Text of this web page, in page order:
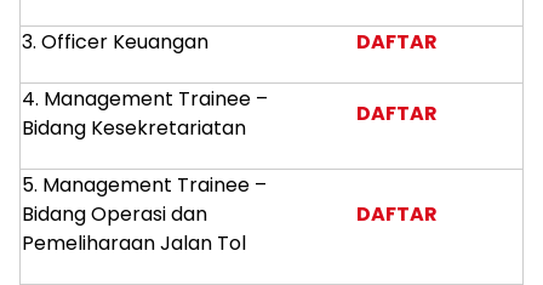
3. Officer Keuangan DAFTAR
4. Management Trainee –
Bidang Kesekretariatan
DAFTAR
5. Management Trainee –
Bidang Operasi dan
Pemeliharaan Jalan Tol
DAFTAR